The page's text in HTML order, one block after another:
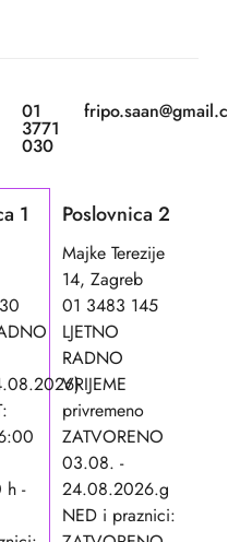
01
3771
030
1
h -
Poslovnica 2
Majke Terezije
14, Zagreb
01 3483 145
LJETNO
RADNO
VRIJEME
privremeno
ZATVORENO
03.08. -
24.08.2026.g
NED i praznici: